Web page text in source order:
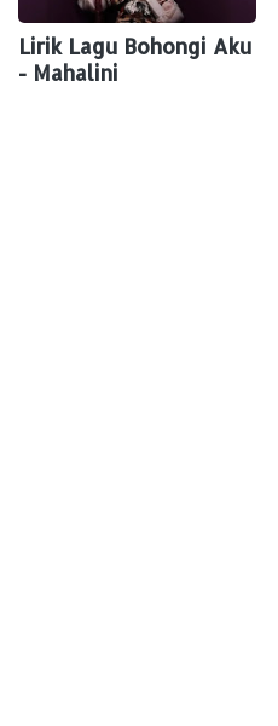
Lirik Lagu Bohongi Aku
- Mahalini